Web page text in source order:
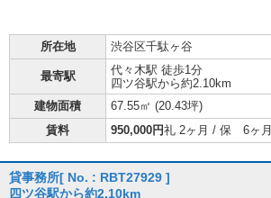
所在地 渋谷区千駄ヶ谷
最寄駅
代々木駅 徒歩1分
四ツ谷駅から約2.10km
建物面積
67.55㎡ (20.43坪)
賃料
950,000円礼 2ヶ月 / 保 6ヶ月
貸事務所[ No. : RBT27929 ]
四ツ谷駅から約2.10km